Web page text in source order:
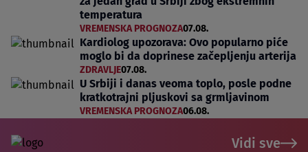
temperatura
VREMENSKA PROGNOZA07.08.
Kardiolog upozorava: Ovo popularno piće
moglo bi da doprinese začepljenju arterija
ZDRAVLJE07.08.
U Srbiji i danas veoma toplo, posle podne
kratkotrajni pljuskovi sa grmljavinom
VREMENSKA PROGNOZA06.08.
Vidi sve